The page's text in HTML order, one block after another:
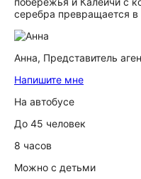
серебра превращается
Анна, Представитель
Напишите мне
На автобусе
До 45 человек
8 часов
Можно с детьми